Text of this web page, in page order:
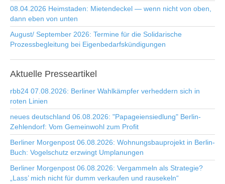
08.04.2026 Heimstaden: Mietendeckel — wenn nicht von oben,
dann eben von unten
August/ September 2026: Termine für die Solidarische
Prozessbegleitung bei Eigenbedarfskündigungen
Aktuelle Presseartikel
rbb24 07.08.2026: Berliner Wahlkämpfer verheddern sich in
roten Linien
neues deutschland 06.08.2026: "Papageiensiedlung" Berlin-
Zehlendorf: Vom Gemeinwohl zum Profit
Berliner Morgenpost 06.08.2026: Wohnungsbauprojekt in Berlin-
Buch: Vogelschutz erzwingt Umplanungen
Berliner Morgenpost 06.08.2026: Vergammeln als Strategie?
„Lass’ mich nicht für dumm verkaufen und rausekeln“